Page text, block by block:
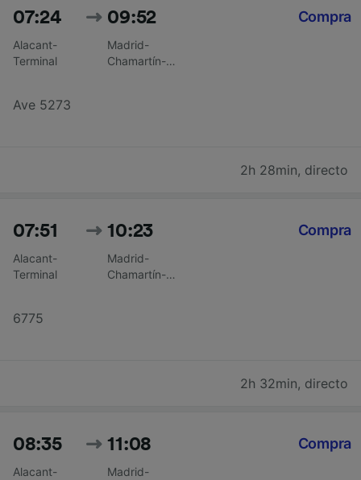
07:24
Alacant-
Terminal
09:52
Madrid-
Chamartín-
Ave 5273
Compra
2h 28min, directo
07:51
Alacant-
Terminal
10:23
Madrid-
Chamartín-
6775
Compra
2h 32min, directo
08:35
Alacant-
11:08
Madrid-
Compra